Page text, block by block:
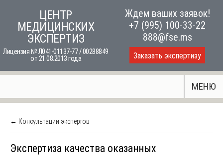
content
ЦЕНТР
МЕДИЦИНСКИХ
ЭКСПЕРТИЗ
Лицензия № Л041-01137-77 / 00288849
от 21.08.2013 года
Ждем ваших заявок!
+7 (995) 100-33-22
888@fse.ms
Заказать экспертизу
МЕНЮ
← Консультации экспертов
Экспертиза качества оказанных